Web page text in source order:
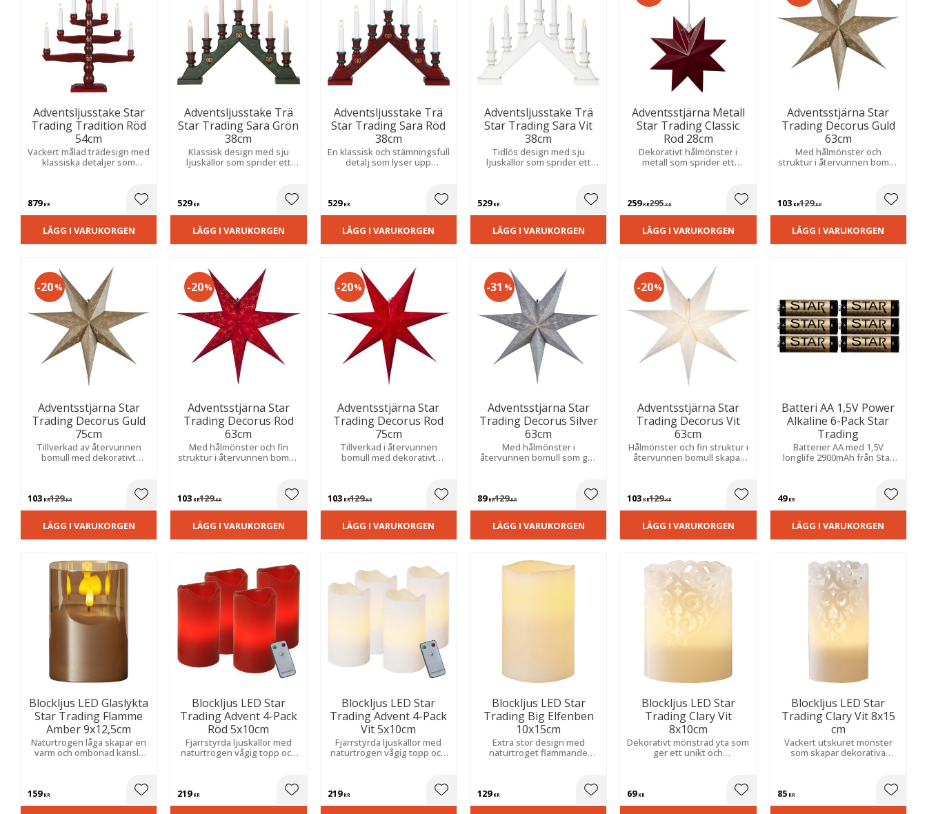
Adventsljusstake Star
Trading Tradition Röd
54cm
Vackert målad trädesign med
klassiska detaljer som
879KR Lägg till i favoriter
LÄGG I VARUKORGEN
Adventsljusstake Trä
Star Trading Sara Grön
38cm
Klassisk design med sju
ljuskällor som sprider ett
hemtrevlig julkänsla.
529KR Lägg till i favoriter
LÄGG I VARUKORGEN
Adventsljusstake Trä
Star Trading Sara Röd
38cm
En klassisk och stämningsfull
detalj som lyser upp
en mysig och hemtrevlig
529KR Lägg till i favoriter
LÄGG I VARUKORGEN
Adventsljusstake Trä
Star Trading Sara Vit
38cm
Tidlös design med sju
ljuskällor som sprider ett
inredningsdetalj som bidrar
till en hemtrevlig julkänsla.
529KR Lägg till i favoriter
LÄGG I VARUKORGEN
Adventsstjärna Metall
Star Trading Classic
Röd 28cm
Dekorativt hålmönster i
metall som sprider ett
259KR295KR Lägg till i favoriter
LÄGG I VARUKORGEN
Adventsstjärna Star
Trading Decorus Guld
63cm
Med hålmönster och
struktur i återvunnen bomull
103KR129KR Lägg
LÄGG I VARUKORGEN
Adventsstjärna Star
Trading Decorus Guld
75cm
Tillverkad av återvunnen
bomull med dekorativt
hemmet.
103 KR129KR
20%
Lägg till i favoriter
LÄGG I VARUKORGEN
Adventsstjärna Star
Trading Decorus Röd
63cm
Med hålmönster och fin
struktur i återvunnen bomull
103 KR129KR
20%
Lägg till i favoriter
LÄGG I VARUKORGEN
Adventsstjärna Star
Trading Decorus Röd
75cm
Tillverkad i återvunnen
bomull med dekorativt
103KR129KR
20%
Lägg till i favoriter
LÄGG I VARUKORGEN
Adventsstjärna Star
Trading Decorus Silver
63cm
Med hålmönster i
återvunnen bomull som ger
89KR129KR
31 %
Lägg till i favoriter
LÄGG I VARUKORGEN
Adventsstjärna Star
Trading Decorus Vit
63cm
Hålmönster och fin struktur i
återvunnen bomull skapar
103 KR129KR
20%
Lägg till i favoriter
LÄGG I VARUKORGEN
Batteri AA 1,5V Power
Alkaline 6-Pack Star
Trading
Batterier AA med 1,5V
longlife 2900mAh från Star
49KR Lägg
LÄGG I VARUKORGEN
Blockljus LED Glaslykta
Star Trading Flamme
Amber 9x12,5cm
Naturtrogen låga skapar en
varm och ombonad känsla
159KR Lägg till i favoriter
Blockljus LED Star
Trading Advent 4-Pack
Röd 5x10cm
Fjärrstyrda ljuskällor med
naturtrogen vågig topp och
219KR Lägg till i favoriter
Blockljus LED Star
Trading Advent 4-Pack
Vit 5x10cm
Fjärrstyrda ljuskällor med
naturtrogen vågig topp och
hemmet. Praktiska batterier
219KR Lägg till i favoriter
Blockljus LED Star
Trading Big Elfenben
10x15cm
Extra stor design med
naturtroget flammande
stämningsfull atmosfär i
129KR Lägg till i favoriter
Blockljus LED Star
Trading Clary Vit
8x10cm
Dekorativt mönstrad yta som
ger ett unikt och
automatiskt för en trygg och
69KR Lägg till i favoriter
Blockljus LED Star
Trading Clary Vit 8x15
cm
Vackert utskuret mönster
som skapar dekorativa
stämningsfull miljö varje
dag.
85KR Lägg